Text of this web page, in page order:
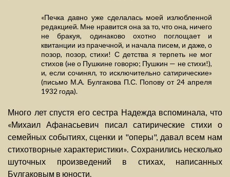
«Печка давно уже сделалась моей излюбленной
редакцией. Мне нравится она за то, что она, ничего
не бракуя, одинаково охотно поглощает и
квитанции из прачечной, и начала писем, и даже, о
позор, позор, стихи! С детства я терпеть не мог
стихов (не о Пушкине говорю; Пушкин — не стихи!),
и, если сочинял, то исключительно сатирические»
(письмо М.А. Булгакова П.С. Попову от 24 апреля
1932 года).
Много лет спустя его сестра Надежда вспоминала, что
«Михаил Афанасьевич писал сатирические стихи о
семейных событиях, сценки и "оперы", давал всем нам
стихотворные характеристики». Сохранились несколько
шуточных произведений в стихах, написанных
Булгаковым в юности.